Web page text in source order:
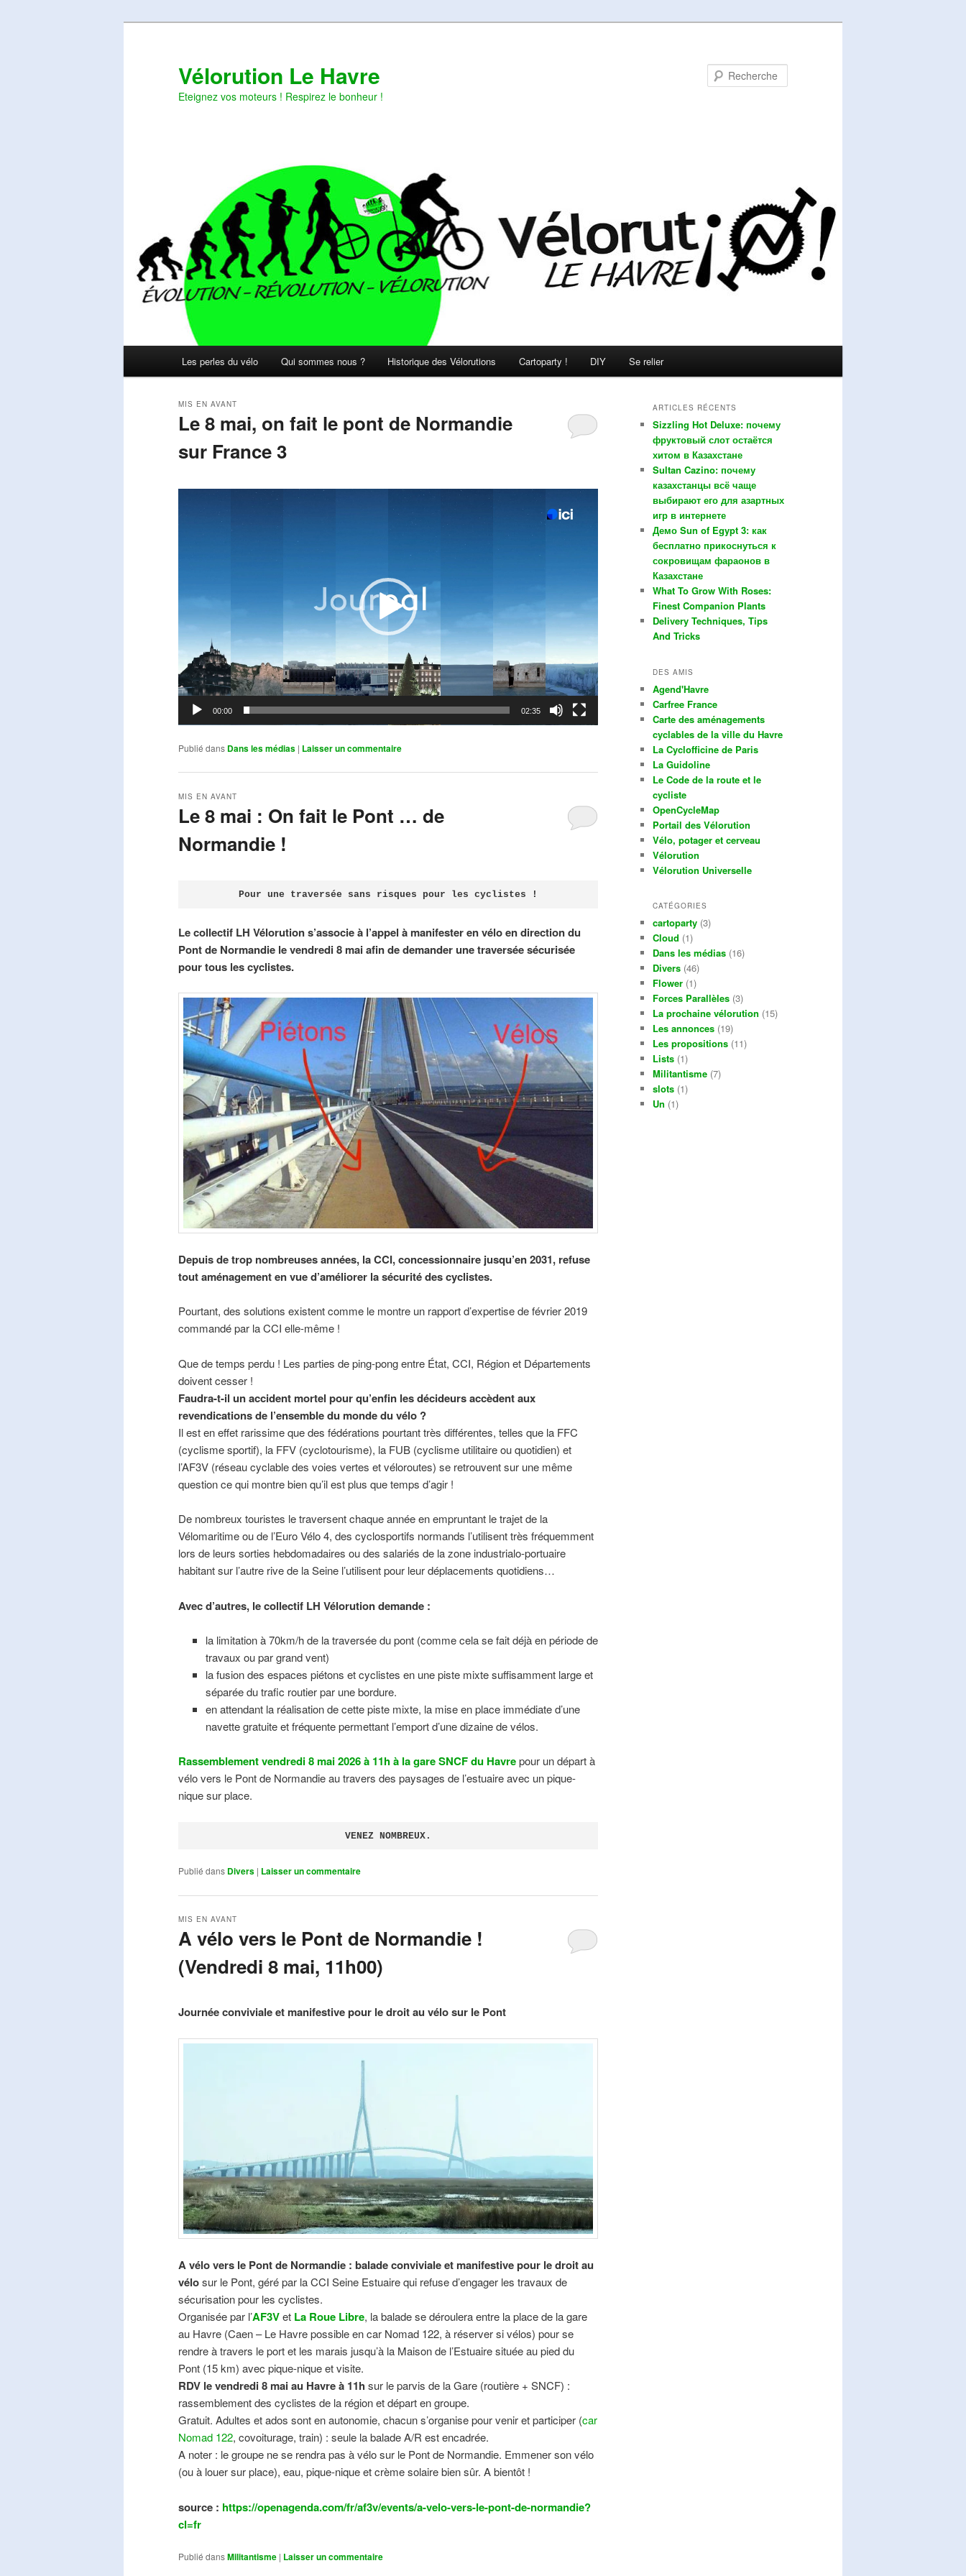
Vélorution Le Havre
Eteignez vos moteurs ! Respirez le bonheur !
Les perles du vélo Qui sommes nous ? Historique des Vélorutions Cartoparty ! DIY Se relier
Le 8 mai, on fait le pont de Normandie
sur France 3
MIS EN AVANT
00:00 02:35
Publié dans Dans les médias | Laisser un commentaire
Le 8 mai : On fait le Pont … de
Normandie !
MIS EN AVANT
Pour une traversée sans risques pour les cyclistes !
Le collectif LH Vélorution s’associe à l’appel à manifester en vélo en direction du
Pont de Normandie le vendredi 8 mai afin de demander une traversée sécurisée
pour tous les cyclistes.
Depuis de trop nombreuses années, la CCI, concessionnaire jusqu’en 2031, refuse
tout aménagement en vue d’améliorer la sécurité des cyclistes.
Pourtant, des solutions existent comme le montre un rapport d’expertise de février 2019
commandé par la CCI elle-même !
Que de temps perdu ! Les parties de ping-pong entre État, CCI, Région et Départements
doivent cesser !
Faudra-t-il un accident mortel pour qu’enfin les décideurs accèdent aux
revendications de l’ensemble du monde du vélo ?
Il est en effet rarissime que des fédérations pourtant très différentes, telles que la FFC
(cyclisme sportif), la FFV (cyclotourisme), la FUB (cyclisme utilitaire ou quotidien) et
l’AF3V (réseau cyclable des voies vertes et véloroutes) se retrouvent sur une même
question ce qui montre bien qu’il est plus que temps d’agir !
De nombreux touristes le traversent chaque année en empruntant le trajet de la
Vélomaritime ou de l’Euro Vélo 4, des cyclosportifs normands l’utilisent très fréquemment
lors de leurs sorties hebdomadaires ou des salariés de la zone industrialo-portuaire
habitant sur l’autre rive de la Seine l’utilisent pour leur déplacements quotidiens…
Avec d’autres, le collectif LH Vélorution demande :
la limitation à 70km/h de la traversée du pont (comme cela se fait déjà en période de
travaux ou par grand vent)
la fusion des espaces piétons et cyclistes en une piste mixte suffisamment large et
séparée du trafic routier par une bordure.
en attendant la réalisation de cette piste mixte, la mise en place immédiate d’une
navette gratuite et fréquente permettant l’emport d’une dizaine de vélos.
Rassemblement vendredi 8 mai 2026 à 11h à la gare SNCF du Havrepour un départ à
vélo vers le Pont de Normandie au travers des paysages de l’estuaire avec un pique-
nique sur place.
VENEZ NOMBREUX.
Publié dans Divers | Laisser un commentaire
A vélo vers le Pont de Normandie !
(Vendredi 8 mai, 11h00)
MIS EN AVANT
Journée conviviale et manifestive pour le droit au vélo sur le Pont
A vélo vers le Pont de Normandie : balade conviviale et manifestivepour le droit au
vélosur le Pont, géré par la CCI Seine Estuaire qui refuse d’engager les travaux de
sécurisation pour les cyclistes.
Organisée par l’AF3Vet La Roue Libre, la balade se déroulera entre la place de la gare
au Havre (Caen – Le Havre possible en car Nomad 122, à réserver si vélos) pour se
rendre à travers le port et les marais jusqu’à la Maison de l’Estuaire située au pied du
Pont (15 km) avec pique-nique et visite.
RDV le vendredi 8 mai au Havre à 11h sur le parvis de la Gare (routière + SNCF) :
rassemblement des cyclistes de la région et départ en groupe.
Gratuit. Adultes et ados sont en autonomie, chacun s’organise pour venir et participer (car
Nomad 122, covoiturage, train) : seule la balade A/R est encadrée.
A noter : le groupe ne se rendra pas à vélo sur le Pont de Normandie. Emmener son vélo
(ou à louer sur place), eau, pique-nique et crème solaire bien sûr. A bientôt !
source : https://openagenda.com/fr/af3v/events/a-velo-vers-le-pont-de-normandie?
cl=fr
Publié dansMilitantisme | Laisser un commentaire
ARTICLES RÉCENTS
Sizzling Hot Deluxe: почему
фруктовый слот остаётся
хитом в Казахстане
Sultan Cazino: почему
казахстанцы всё чаще
выбирают его для азартных
игр в интернете
Демо Sun of Egypt 3: как
бесплатно прикоснуться к
сокровищам фараонов в
Казахстане
What To Grow With Roses:
Finest Companion Plants
Delivery Techniques, Tips
And Tricks
DES AMIS
Agend'Havre
Carfree France
Carte des aménagements
cyclables de la ville du Havre
La Cyclofficine de Paris
La Guidoline
Le Code de la route et le
cycliste
OpenCycleMap
Portail des Vélorution
Vélo, potager et cerveau
Vélorution
Vélorution Universelle
CATÉGORIES
cartoparty (3)
Cloud (1)
Dans les médias (16)
Divers (46)
Flower (1)
Forces Parallèles (3)
La prochaine vélorution (15)
Les annonces (19)
Les propositions (11)
Lists (1)
Militantisme (7)
slots (1)
Un (1)